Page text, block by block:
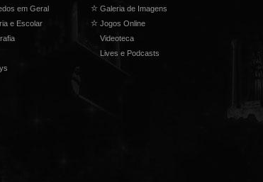
em Geral
e Escolar
☆ Galeria de Imagens
☆ Jogos Online
Videoteca
Lives e Podcasts